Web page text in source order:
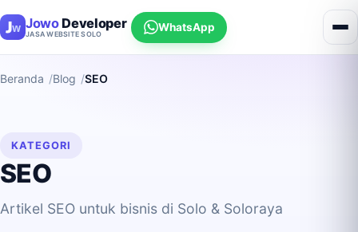
JowoDeveloper
JASA WEBSITE SOLO
WhatsApp
Beranda Blog SEO
KATEGORI
SEO
Artikel SEO untuk bisnis di Solo & Soloraya